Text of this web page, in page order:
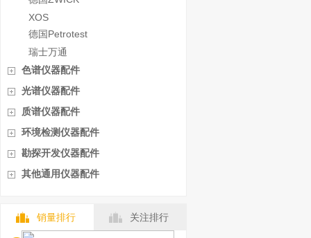
XOS
德国Petrotest
瑞士万通
色谱仪器配件
光谱仪器配件
质谱仪器配件
环境检测仪器配件
勘探开发仪器配件
其他通用仪器配件
销量排行 关注排行